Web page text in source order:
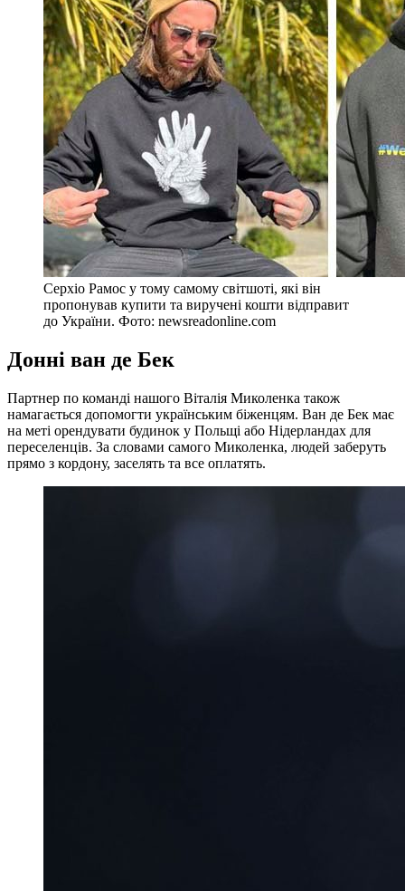
Серхіо Рамос у тому самому світшоті, які він
пропонував купити та виручені кошти відправит
до України. Фото: newsreadonline.com
Донні ван де Бек
Партнер по команді нашого Віталія Миколенка також
намагається допомогти українським біженцям. Ван де Бек має
на меті орендувати будинок у Польщі або Нідерландах для
переселенців. За словами самого Миколенка, людей заберуть
прямо з кордону, заселять та все оплатять.